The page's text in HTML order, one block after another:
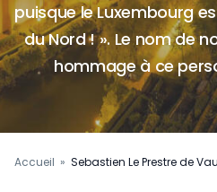
puisque le Luxembourg
du Nord ! ». Le nom de
hommage à ce
Accueil » Sebastien Le Prestre de